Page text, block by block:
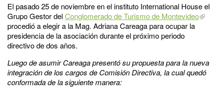
El pasado 25 de noviembre en el instituto International House el
Grupo Gestor delConglomerado de Turismo de Montevideo
procedió a elegir a la Mag. Adriana Careaga para ocupar la
presidencia de la asociación durante el próximo periodo
directivo de dos años.
Luego de asumir Careaga presentó su propuesta para la nueva
integración de los cargos de Comisión Directiva, la cual quedó
conformada de la siguiente manera: